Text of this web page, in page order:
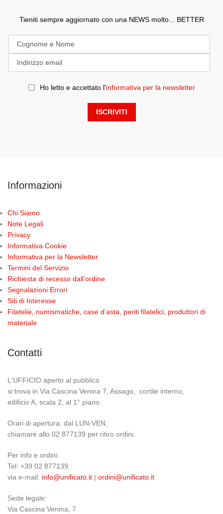
Tieniti sempre aggiornato con una NEWS molto... BETTER
Ho letto e accettato l'informativa per la newsletter
Informazioni
Chi Siamo
Note Legali
Privacy
Informativa Cookie
Informativa per la Newsletter
Termini del Servizio
Richiesta di recesso dall’ordine
Segnalazioni Errori
Siti di Interesse
Filatelie, numismatiche, case d’asta, periti filatelici, produttori di
materiale
Contatti
L'UFFICIO aperto al pubblico
si trova in Via Cascina Venina 7, Assago, cortile interno,
edificio A, scala 2, al 1° piano.
Orari di apertura: dal LUN-VEN,
chiamare allo 02.877139 per ritiro ordini.
Per info e ordini:
Tel: +39 02 877139
via e-mail: info@unificato.it | ordini@unificato.it
Sede legale:
Via Cascina Venina, 7